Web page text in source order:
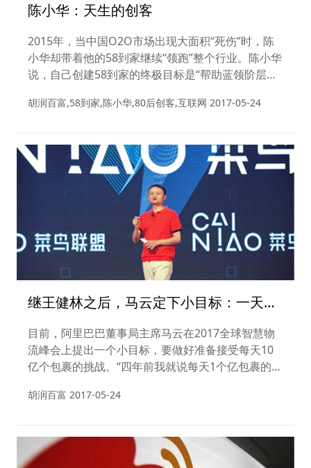
陈小华：天生的创客
2015年，当中国O2O市场出现大面积“死伤”时，陈
小华却带着他的58到家继续“领跑”整个行业。陈小华
说，自己创建58到家的终极目标是“帮助蓝领阶层找
村时，他能比马云还受欢迎。
胡润百富,58到家,陈小华,80后创客,互联网 2017-05-24
继王健林之后，马云定下小目标：一天十
个亿！
目前，阿里巴巴董事局主席马云在2017全球智慧物
流峰会上提出一个小目标，要做好准备接受每天10
亿个包裹的挑战。“四年前我就说每天1个亿包裹的时
们很快就会面临每天10亿个包裹的挑战，5到8年就
胡润百富 2017-05-24